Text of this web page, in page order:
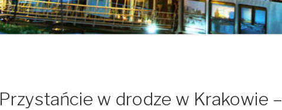
Przystańcie w drodze w Krakowie –